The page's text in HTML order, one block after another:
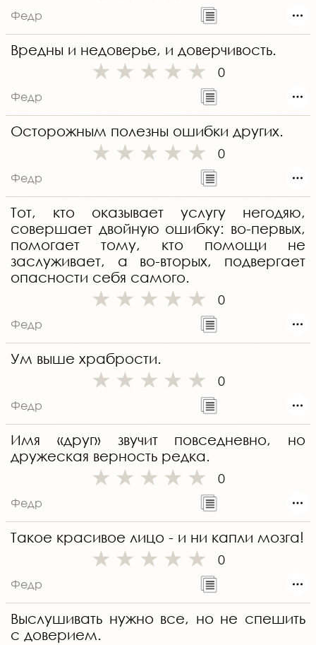
Федр
Вредны и недоверье, и доверчивость.
0
Федр
Осторожным полезны ошибки других.
0
Федр
Тот, кто оказывает услугу негодяю,
совершает двойную ошибку: во-первых,
помогает тому, кто помощи не
заслуживает, а во-вторых, подвергает
опасности себя самого.
0
Федр
Ум выше храбрости.
0
Федр
Имя «друг» звучит повседневно, но
дружеская верность редка.
0
Федр
Такое красивое лицо - и ни капли мозга!
0
Федр
Выслушивать нужно все, но не спешить
с доверием.